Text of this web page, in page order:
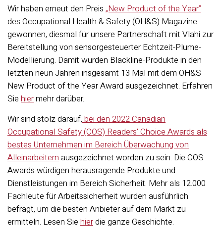
Wir haben erneut den Preis „New Product of the Year”
des Occupational Health & Safety (OH&S) Magazine
gewonnen, diesmal für unsere Partnerschaft mit Vlahi zur
Bereitstellung von sensorgesteuerter Echtzeit-Plume-
Modellierung. Damit wurden Blackline-Produkte in den
letzten neun Jahren insgesamt 13 Mal mit dem OH&S
New Product of the Year Award ausgezeichnet. Erfahren
Sie hiermehr darüber.
Wir sind stolz darauf,bei den 2022 Canadian
Occupational Safety (COS) Readers' Choice Awards als
bestes Unternehmen im Bereich Überwachung von
Alleinarbeiternausgezeichnet worden zu sein. Die COS
Awards würdigen herausragende Produkte und
Dienstleistungen im Bereich Sicherheit. Mehr als 12.000
Fachleute für Arbeitssicherheit wurden ausführlich
befragt, um die besten Anbieter auf dem Markt zu
ermitteln. Lesen Sie hierdie ganze Geschichte.